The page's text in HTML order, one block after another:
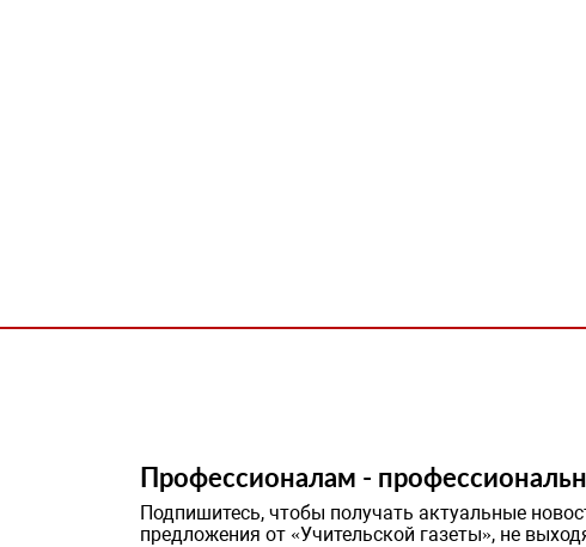
Профессионалам -
Подпишитесь, чтобы получать актуальные
предложения от «Учительской газеты», не